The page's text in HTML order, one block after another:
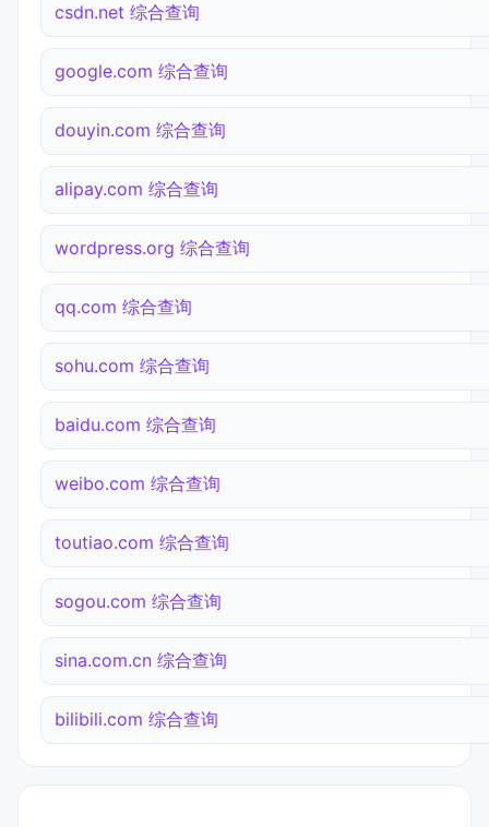
csdn.net 综合查询
google.com 综合查询
douyin.com 综合查询
alipay.com 综合查询
wordpress.org 综合查询
qq.com 综合查询
sohu.com 综合查询
baidu.com 综合查询
weibo.com 综合查询
toutiao.com 综合查询
sogou.com 综合查询
sina.com.cn 综合查询
bilibili.com 综合查询